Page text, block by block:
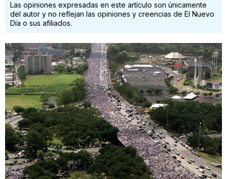
Las opiniones expresadas en este artículo son únicamente
del autor y no reflejan las opiniones y creencias de El Nuevo
Día o sus afiliados.